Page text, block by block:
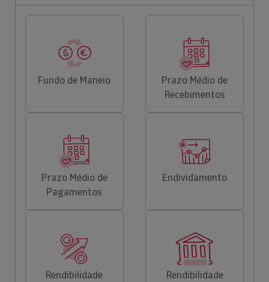
Fundo de Maneio
Prazo Médio de
Recebimentos
Prazo Médio de
Pagamentos
Endividamento
Rendibilidade
Rendibilidade